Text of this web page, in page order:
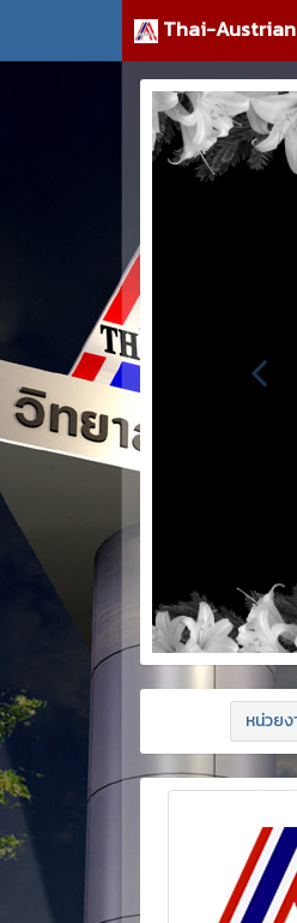
Thai-Austrian
หน่วย